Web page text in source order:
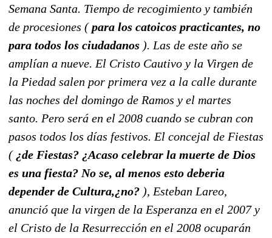
Semana Santa. Tiempo de recogimiento y también
de procesiones (para los catoicos practicantes, no
para todos los ciudadanos ). Las de este año se
amplían a nueve. El Cristo Cautivo y la Virgen de
la Piedad salen por primera vez a la calle durante
las noches del domingo de Ramos y el martes
santo. Pero será en el 2008 cuando se cubran con
pasos todos los días festivos. El concejal de Fiestas
( ¿de Fiestas? ¿Acaso celebrar la muerte de Dios
es una fiesta? No se, al menos esto deberia
depender de Cultura,¿no? ), Esteban Lareo,
anunció que la virgen de la Esperanza en el 2007 y
el Cristo de la Resurrección en el 2008 ocuparán